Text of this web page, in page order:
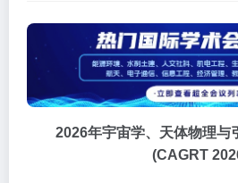
2026年宇宙学、天体物理与
(CAGRT